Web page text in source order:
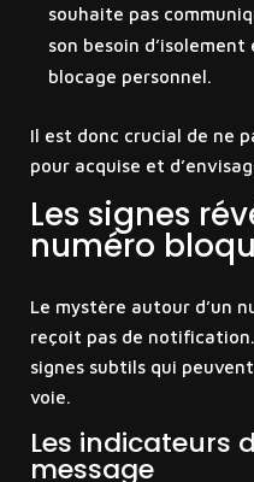
souhaite pas
son besoin
blocage personnel.
Il est donc crucial de ne
pour acquise et
Les signes
numéro
Le mystère autour d’un
reçoit pas de
signes subtils qui
voie.
Les indicateurs
message